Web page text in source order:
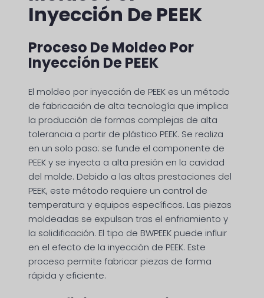
Inyección De PEEK
Proceso De Moldeo Por
Inyección De PEEK
El moldeo por inyección de PEEK es un método
de fabricación de alta tecnología que implica
la producción de formas complejas de alta
tolerancia a partir de plástico PEEK. Se realiza
en un solo paso: se funde el componente de
PEEK y se inyecta a alta presión en la cavidad
del molde. Debido a las altas prestaciones del
PEEK, este método requiere un control de
temperatura y equipos específicos. Las piezas
moldeadas se expulsan tras el enfriamiento y
la solidificación. El tipo de BWPEEK puede influir
en el efecto de la inyección de PEEK. Este
proceso permite fabricar piezas de forma
rápida y eficiente.